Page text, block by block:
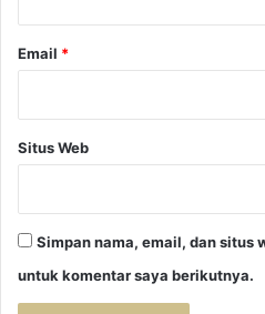
Email *
Situs Web
Simpan nama, email, dan situs
untuk komentar saya berikutnya.